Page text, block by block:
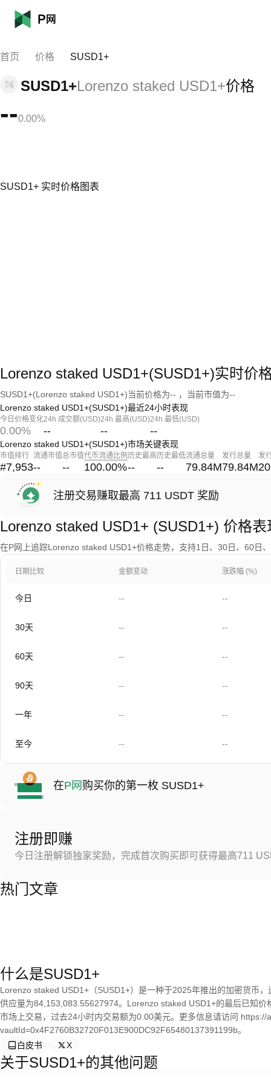
首页 价格 SUSD1+
SUSD1+Lorenzo staked USD1+价格
--0.00%
SUSD1+ 实时价格图表
Lorenzo staked USD1+(SUSD1+)实时价
SUSD1+(Lorenzo staked USD1+)当前价格为-- ，当前市值为--
Lorenzo staked USD1+(SUSD1+)最近24小时表现
今日价格变化
0.00%
24h 成交额(USD)
--
24h 最高(USD)
--
24h 最低(USD)
--
Lorenzo staked USD1+(SUSD1+)市场关键表现
市值排行
#7,953
流通市值
--
总市值
--
代币流通比例
100.00%
历史最高
--
历史最低
--
流通总量
79.84M
发行总量
79.84M
发
注册交易赚取最高 711 USDT 奖励
Lorenzo staked USD1+ (SUSD1+) 价格表
在P网上追踪Lorenzo staked USD1+价格走势，支持1日、30日、60日
日期比较 金额变动 涨跌幅 (%)
今日 -- --
30天 -- --
60天 -- --
90天 -- --
一年 -- --
至今 -- --
在P网 购买你的第一枚 SUSD1+
注册即赚
今日注册解锁独家奖励，完成首次购买即可获得最高711
热门文章
什么是SUSD1+
Lorenzo staked USD1+（SUSD1+）是一种于2025年推出的加密货币
供应量为84,153,083.55627974。Lorenzo staked USD1+的最后已知
市场上交易，过去24小时内交易额为0.00美元。更多信息请访问
vaultId=0x4F2760B32720F013E900DC92F65480137391199b。
白皮书
X
关于SUSD1+的其他问题